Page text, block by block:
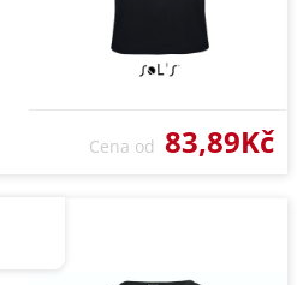
Cena od 83,89Kč